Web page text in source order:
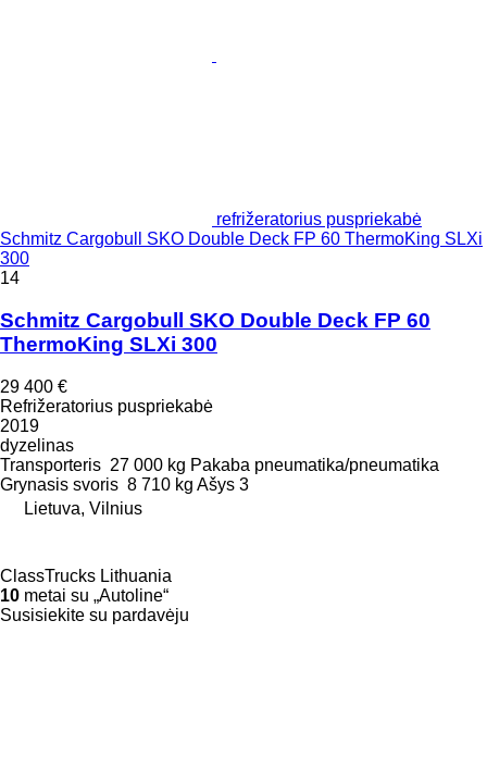
refrižeratorius puspriekabė
Schmitz Cargobull SKO Double Deck FP 60 ThermoKing SLXi
300
14
Schmitz Cargobull SKO Double Deck FP 60
ThermoKing SLXi 300
29 400 €
Refrižeratorius puspriekabė
2019
dyzelinas
Transporteris 27 000 kg Pakaba pneumatika/pneumatika
Grynasis svoris 8 710 kg Ašys 3
Lietuva, Vilnius
ClassTrucks Lithuania
10 metai su „Autoline“
Susisiekite su pardavėju